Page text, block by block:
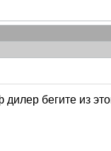
бегите из